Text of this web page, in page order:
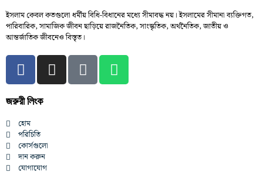
ইসলাম কেবল কতগুলো ধর্মীয় বিধি-বিধানের মধ্যে সীমাবদ্ধ নয়। ইসলামের সীমানা ব্যক্তিগত,
পারিবারিক, সামাজিক জীবন ছাড়িয়ে রাজনৈতিক, সাংস্কৃতিক, অর্থনৈতিক, জাতীয় ও
আন্তর্জাতিক জীবনেও বিস্তৃত।
জরুরী লিংক
হোম
পরিচিতি
কোর্সগুলো
দান করুন
যোগাযোগ